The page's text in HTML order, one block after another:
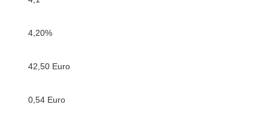
4,20%
42,50 Euro
0,54 Euro